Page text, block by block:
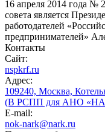
16 апреля 2014 года №
совета является
работодателей
предпринимателей»
Контакты
Сайт:
nspkrf.ru
Адрес:
109240, Москва,
(В РСПП для АНО
E-mail:
nok-nark@nark.ru